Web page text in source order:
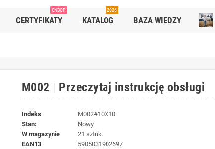
CERTYFIKATY
CNBOP
KATALOG
2026
BAZA WIEDZY
M002 | Przeczytaj instrukcję obsługi
Indeks
M002#10X10
Stan:
Nowy
W magazynie
21 sztuk
EAN13
5905031902697